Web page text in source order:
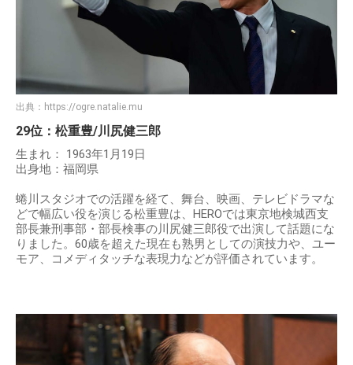
出典： https://ogre.natalie.mu
29位：松重豊/川尻健三郎
生まれ： 1963年1月19日
出身地：福岡県
蜷川スタジオでの活躍を経て、舞台、映画、テレビドラマな
どで幅広い役を演じる松重豊は、HEROでは東京地検城西支
部長兼刑事部・部長検事の川尻健三郎役で出演して話題にな
りました。60歳を超えた現在も熟男としての演技力や、ユー
モア、コメディタッチな表現力などが評価されています。